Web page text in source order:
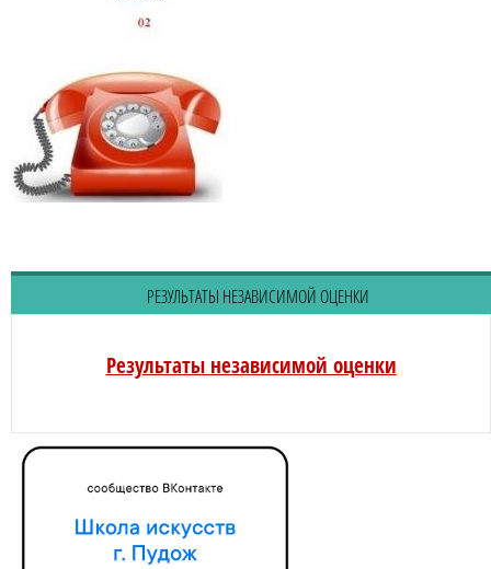
РЕЗУЛЬТАТЫ НЕЗАВИСИМОЙ ОЦЕНКИ
Результаты независимой оценки